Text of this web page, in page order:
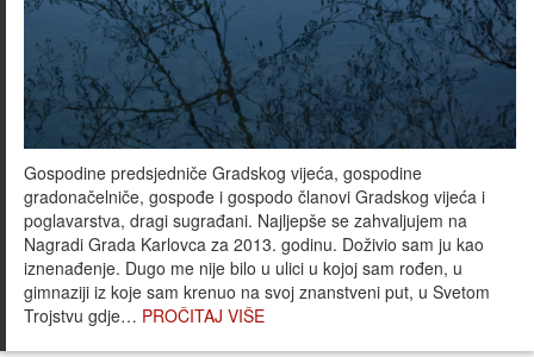
Gospodine predsjedniče Gradskog vijeća, gospodine
gradonačelniče, gospođe i gospodo članovi Gradskog vijeća i
poglavarstva, dragi sugrađani. Najljepše se zahvaljujem na
Nagradi Grada Karlovca za 2013. godinu. Doživio sam ju kao
iznenađenje. Dugo me nije bilo u ulici u kojoj sam rođen, u
gimnaziji iz koje sam krenuo na svoj znanstveni put, u Svetom
Trojstvu gdje… PROČITAJ VIŠE